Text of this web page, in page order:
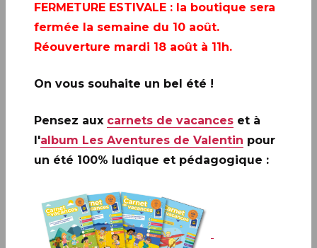
FERMETURE ESTIVALE : la boutique sera
fermée la semaine du 10 août.
Réouverture mardi 18 août à 11h.
On vous souhaite un bel été !
Pensez aux carnets de vacances et à
l'album Les Aventures de Valentin pour
un été 100% ludique et pédagogique :